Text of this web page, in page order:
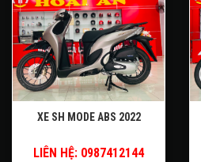
XE SH MODE ABS 2022
LIÊN HỆ: 0987412144